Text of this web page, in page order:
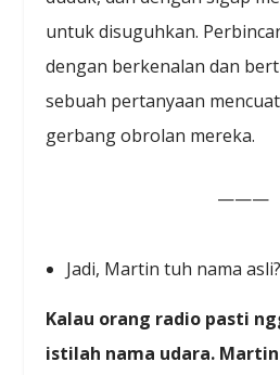
untuk disuguhkan.
dengan berkenalan dan
sebuah pertanyaan
gerbang obrolan mereka.
———
Jadi, Martin tuh nama asli?
Kalau orang radio pasti
istilah nama udara.